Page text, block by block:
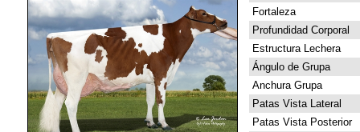
Fortaleza
Profundidad Corporal
Estructura Lechera
Ángulo de Grupa
Anchura Grupa
Patas Vista Lateral
Patas Vista Posterior